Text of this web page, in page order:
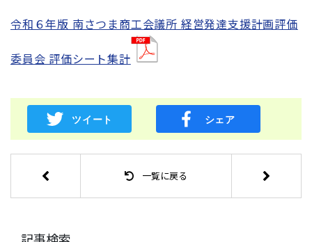
令和６年版 南さつま商工会議所 経営発達支援計画評価
委員会 評価シート集計
一覧に戻る